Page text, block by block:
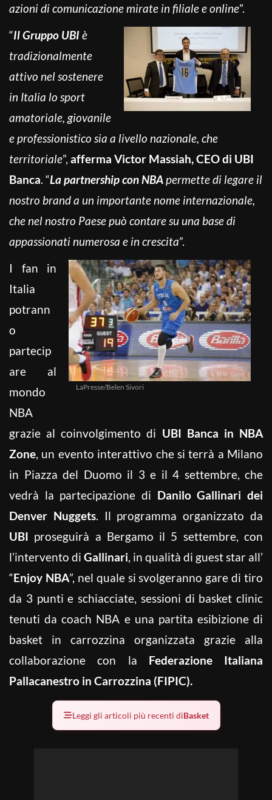
azioni di comunicazione mirate in filiale e online”.
“Il Gruppo UBI è
tradizionalmente
attivo nel sostenere
in Italia lo sport
amatoriale, giovanile
e professionistico sia a livello nazionale, che
territoriale”, afferma Victor Massiah, CEO di UBI
Banca. “La partnership con NBApermette di legare il
nostro brand a un importante nome internazionale,
che nel nostro Paese può contare su una base di
appassionati numerosa e in crescita”.
LaPresse/Belen Sivori
I fan in
Italia
potrann
o
partecip
are al
mondo
NBA
grazie al coinvolgimento di UBI Banca in NBA
Zone, un evento interattivo che si terrà a Milano
in Piazza del Duomo il 3 e il 4 settembre, che
vedrà la partecipazione di Danilo Gallinari dei
Denver Nuggets. Il programma organizzato da
UBI proseguirà a Bergamo il 5 settembre, con
l’intervento di Gallinari, in qualità di guest star all’
“Enjoy NBA”, nel quale si svolgeranno gare di tiro
da 3 punti e schiacciate, sessioni di basket clinic
tenuti da coach NBA e una partita esibizione di
basket in carrozzina organizzata grazie alla
collaborazione con la Federazione Italiana
Pallacanestro in Carrozzina (FIPIC).
Leggi gli articoli più recenti diBasket